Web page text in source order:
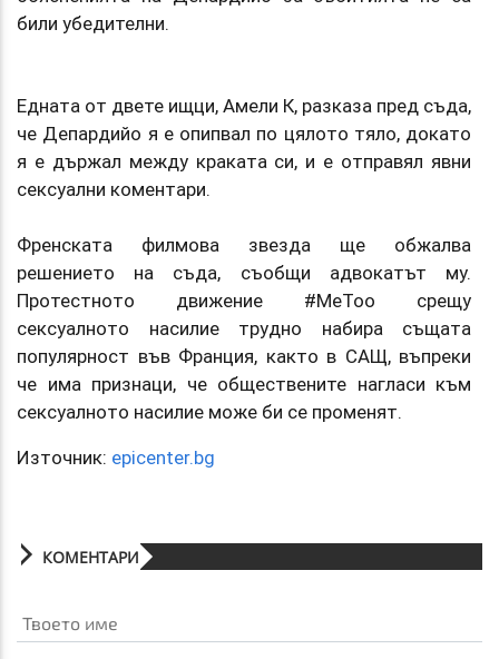
били убедителни.
Едната от двете ищци, Амели К, разказа пред съда,
че Депардийо я е опипвал по цялото тяло, докато
я е държал между краката си, и е отправял явни
сексуални коментари.
Френската филмова звезда ще обжалва
решението на съда, съобщи адвокатът му.
Протестното движение #MeToo срещу
сексуалното насилие трудно набира същата
популярност във Франция, както в САЩ, въпреки
че има признаци, че обществените нагласи към
сексуалното насилие може би се променят.
Източник: epicenter.bg
КОМЕНТАРИ
Твоето име